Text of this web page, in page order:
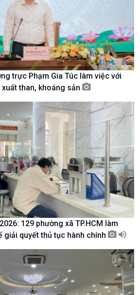
Biên cương - Một dải vững
bền
Nông nghiệp & Biển đảo
Tin Nông nghiệp & Biển
đảo
Mùa vàng
Biển đảo Việt Nam
Tâm tình biên giới và hải
đảo
Tìm hiểu biển, đảo Việt
trực Phạm Gia Túc làm việc với
than, khoáng sản
129 phường xã TP.HCM làm
giải quyết thủ tục hành chính